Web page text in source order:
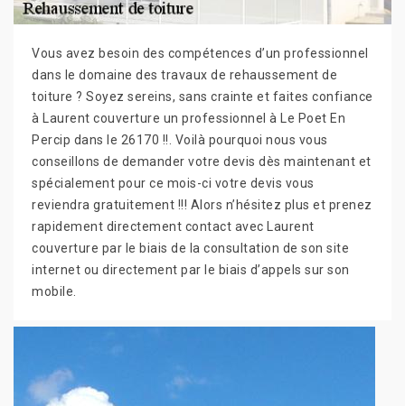
Vous avez besoin des compétences d’un professionnel
dans le domaine des travaux de rehaussement de
toiture ? Soyez sereins, sans crainte et faites confiance
à Laurent couverture un professionnel à Le Poet En
Percip dans le 26170 !!. Voilà pourquoi nous vous
conseillons de demander votre devis dès maintenant et
spécialement pour ce mois-ci votre devis vous
reviendra gratuitement !!! Alors n’hésitez plus et prenez
rapidement directement contact avec Laurent
couverture par le biais de la consultation de son site
internet ou directement par le biais d’appels sur son
mobile.